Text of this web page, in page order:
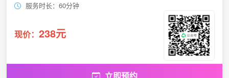
服务时长：60分钟
现价： 238元